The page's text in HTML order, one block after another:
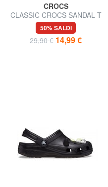
CROCS
CLASSIC CROCS SANDAL T
Ciabatta con fasce
50% SALDI
29,90 € 14,99 €